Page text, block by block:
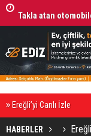
Ereğli’yi Canlı İzle
HABERLER